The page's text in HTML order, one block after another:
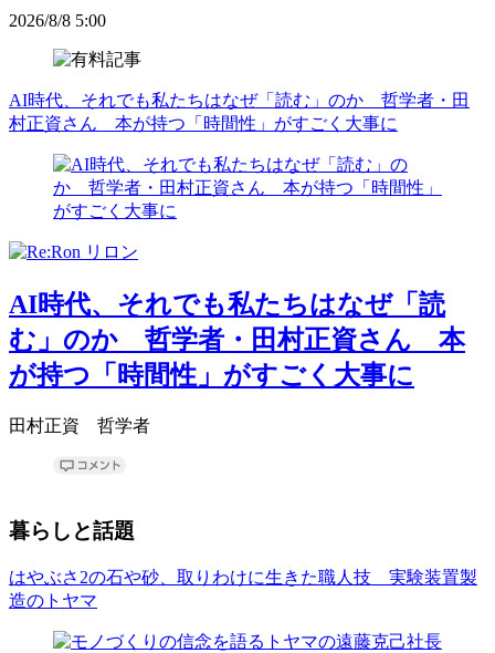
2026/8/8 5:00
AI時代、それでも私たちはなぜ「読む」のか 哲学者・田
村正資さん 本が持つ「時間性」がすごく大事に
AI時代、それでも私たちはなぜ「読
む」のか 哲学者・田村正資さん 本
が持つ「時間性」がすごく大事に
田村正資 哲学者
暮らしと話題
はやぶさ2の石や砂、取りわけに生きた職人技 実験装置製
造のトヤマ